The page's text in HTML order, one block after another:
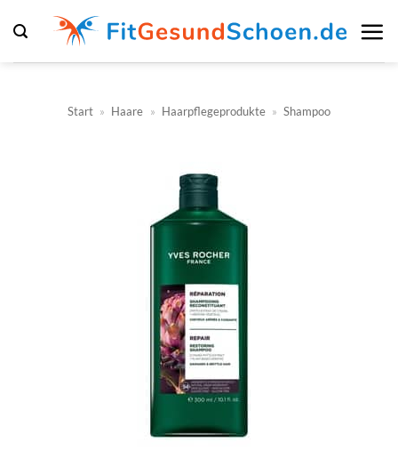
Inhalt
springen
Start » Haare » Haarpflegeprodukte » Shampoo